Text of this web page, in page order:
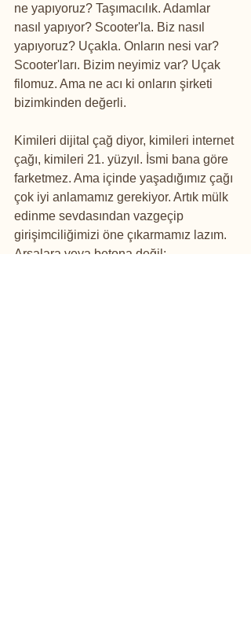
ne yapıyoruz? Taşımacılık. Adamlar
nasıl yapıyor? Scooter'la. Biz nasıl
yapıyoruz? Uçakla. Onların nesi var?
Scooter'ları. Bizim neyimiz var? Uçak
filomuz. Ama ne acı ki onların şirketi
bizimkinden değerli.
Kimileri dijital çağ diyor, kimileri internet
çağı, kimileri 21. yüzyıl. İsmi bana göre
farketmez. Ama içinde yaşadığımız çağı
çok iyi anlamamız gerekiyor. Artık mülk
edinme sevdasından vazgeçip
girişimciliğimizi öne çıkarmamız lazım.
Arsalara veya betona değil;